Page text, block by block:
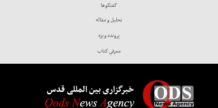
گفتگوها
تحليل و مقاله
پرونده ويژه
معرفي كتاب
خبرگزاری بین المللی قدس